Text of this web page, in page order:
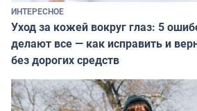
ИНТЕРЕСНОЕ
Уход за кожей вокруг глаз: 5
делают все — как исправить и
без дорогих средств